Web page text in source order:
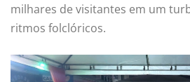
milhares de visitantes em um
ritmos folclóricos.